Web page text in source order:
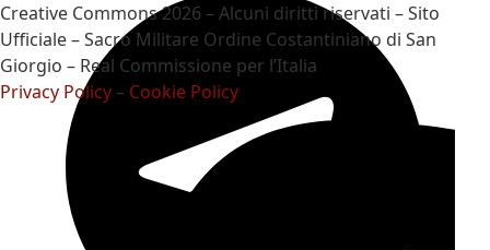
Creative Commons 2026 – Alcuni diritti riservati – Sito
Ufficiale – Sacro Militare Ordine Costantiniano di San
Giorgio – Real Commissione per l’Italia
Privacy Policy – Cookie Policy